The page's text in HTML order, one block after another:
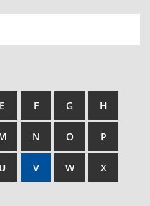
E F G H
N O P
U V W X